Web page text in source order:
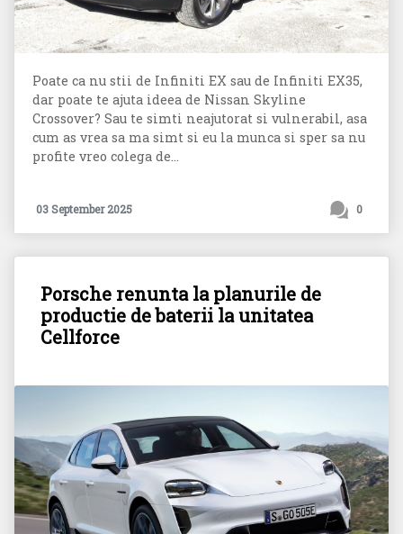
Poate ca nu stii de Infiniti EX sau de Infiniti EX35,
dar poate te ajuta ideea de Nissan Skyline
Crossover? Sau te simti neajutorat si vulnerabil, asa
cum as vrea sa ma simt si eu la munca si sper sa nu
profite vreo colega de...
03 September 2025 0
Porsche renunta la planurile de
productie de baterii la unitatea
Cellforce